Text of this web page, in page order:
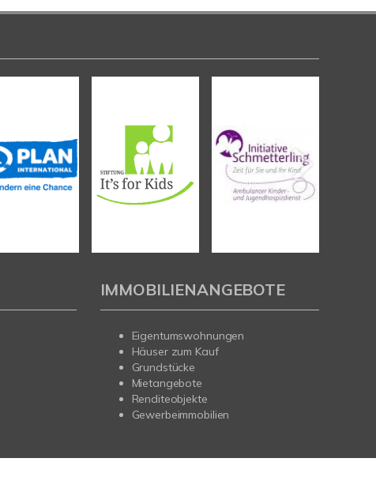
IMMOBILIENANGEBOTE
Eigentumswohnungen
Häuser zum Kauf
Grundstücke
Mietangebote
Renditeobjekte
Gewerbeimmobilien